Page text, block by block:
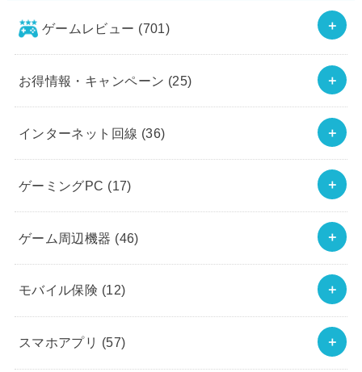
ゲームレビュー (701)
お得情報・キャンペーン (25)
インターネット回線 (36)
ゲーミングPC (17)
ゲーム周辺機器 (46)
モバイル保険 (12)
スマホアプリ (57)